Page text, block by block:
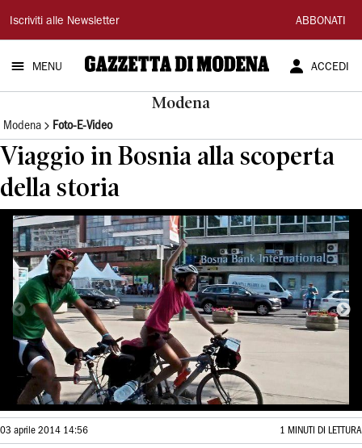
Gazzetta
di
Modena
Iscriviti alle Newsletter ABBONATI
MENU ACCEDI
Modena
Modena Foto-E-Video
Viaggio in Bosnia alla scoperta
della storia
03 aprile 2014 14:56 1 MINUTI DI LETTURA